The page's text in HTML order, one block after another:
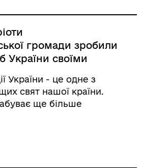
громади зробили
України своїми
України - це одне з
свят нашої країни.
ще більше